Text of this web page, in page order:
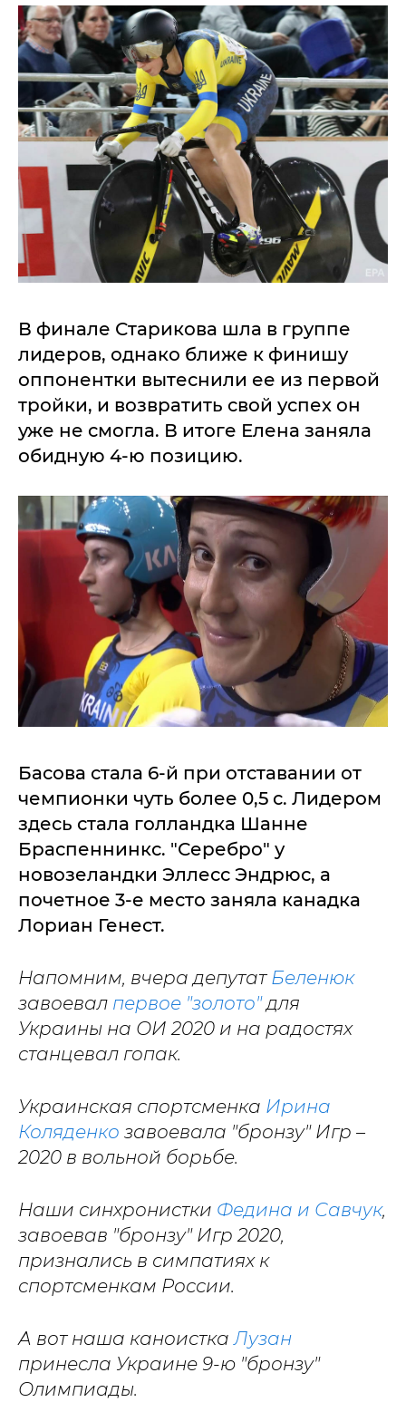
В финале Старикова шла в группе
лидеров, однако ближе к финишу
оппонентки вытеснили ее из первой
тройки, и возвратить свой успех он
уже не смогла. В итоге Елена заняла
обидную 4-ю позицию.
Басова стала 6-й при отставании от
чемпионки чуть более 0,5 с. Лидером
здесь стала голландка Шанне
Браспеннинкс. "Серебро" у
новозеландки Эллесс Эндрюс, а
почетное 3-е место заняла канадка
Лориан Генест.
Напомним, вчера депутат Беленюк
завоевал первое "золото"для
Украины на ОИ 2020 и на радостях
станцевал гопак.
Украинская спортсменка Ирина
Коляденко завоевала "бронзу" Игр –
2020 в вольной борьбе.
Наши синхронистки Федина и Савчук,
завоевав "бронзу" Игр 2020,
признались в симпатиях к
спортсменкам России.
А вот наша каноисткаЛузан
принесла Украине 9-ю "бронзу"
Олимпиады.